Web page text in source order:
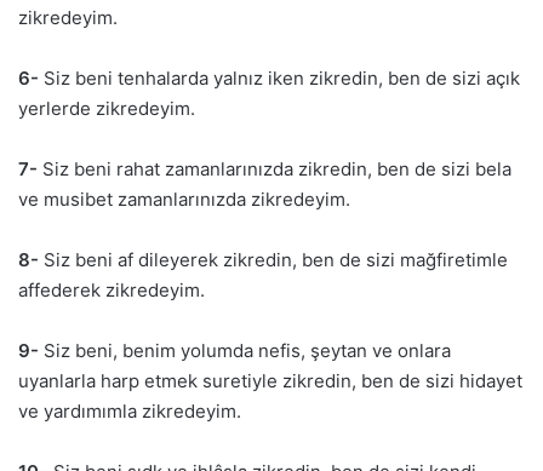
zikredeyim.
6- Siz beni tenhalarda yalnız iken zikredin, ben de sizi açık
yerlerde zikredeyim.
7- Siz beni rahat zamanlarınızda zikredin, ben de sizi bela
ve musibet zamanlarınızda zikredeyim.
8- Siz beni af dileyerek zikredin, ben de sizi mağfiretimle
affederek zikredeyim.
9- Siz beni, benim yolumda nefis, şeytan ve onlara
uyanlarla harp etmek suretiyle zikredin, ben de sizi hidayet
ve yardımımla zikredeyim.